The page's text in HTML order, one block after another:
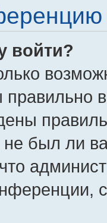
войти?
правильно
был ли